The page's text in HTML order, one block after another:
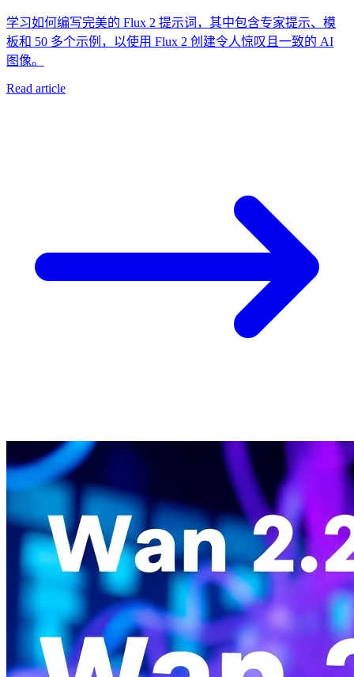
学习如何编写完美的 Flux 2 提示词，其中包含专家提示、模
板和 50 多个示例，以使用 Flux 2 创建令人惊叹且一致的 AI
图像。
Read article